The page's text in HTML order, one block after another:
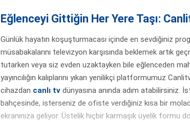
Eğlenceyi Gittiğin Her Yere Taşı:
Günlük hayatın koşuşturmacası içinde en sevdiğiniz
müsabakalarını televizyon karşısında beklemek artık
tutarken veya siz evden uzaktayken bile eğlenceden
yayıncılığın kalıplarını yıkan yenilikçi platformumuz
cihazdan canlı tv dünyasına anında adım atabilirsiniz.
bahçesinde, isterseniz de ofiste verdiğiniz kısa bir
ekranınıza geliyor. Üstelik hiçbir karmaşık üyelik formu